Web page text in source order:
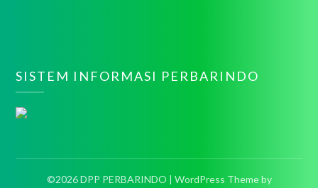
SISTEM INFORMASI PERBARINDO
©2026 DPP PERBARINDO | WordPress Theme by